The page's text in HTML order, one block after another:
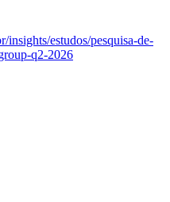
estudos/pesquisa-de-
q2-2026